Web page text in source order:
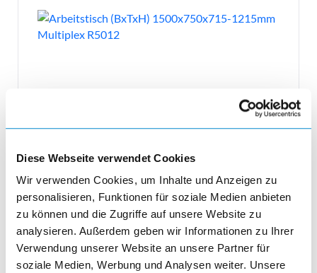
Diese Webseite verwendet Cookies
Wir verwenden Cookies, um Inhalte und Anzeigen zu
personalisieren, Funktionen für soziale Medien anbieten
zu können und die Zugriffe auf unsere Website zu
analysieren. Außerdem geben wir Informationen zu Ihrer
Verwendung unserer Website an unsere Partner für
soziale Medien, Werbung und Analysen weiter. Unsere
Arbeitstisch Quattro komplett
Arbeitstisch Quattro komplett (BxTxH)
1500x750x715-1215mm für Modultiefe 675mm
elektrisch höhenverstellbar Typ Euro (CH/D/F)
Multiplex Lichtblau RAL 5012